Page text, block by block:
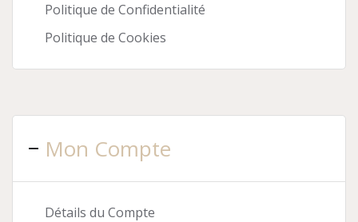
Politique de Confidentialité
Politique de Cookies
Mon Compte
Détails du Compte